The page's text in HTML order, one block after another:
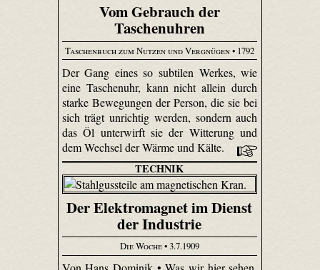
Vom Gebrauch der
Taschenuhren
Taschenbuch zum Nutzen und Vergnügen• 1792
Der Gang eines so subtilen Werkes, wie
eine Taschenuhr, kann nicht allein durch
starke Bewegungen der Person, die sie bei
sich trägt unrichtig werden, sondern auch
das Öl unterwirft sie der Witterung und
dem Wechsel der Wärme und Kälte.
TECHNIK
Der Elektromagnet im Dienst
der Industrie
Die Woche• 3.7.1909